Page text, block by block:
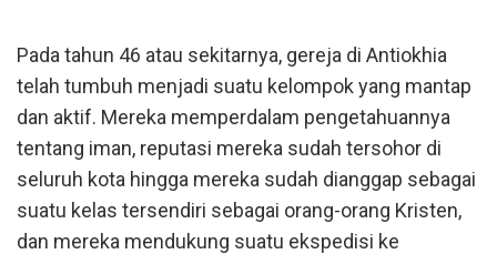
Pada tahun 46 atau sekitarnya, gereja di Antiokhia
telah tumbuh menjadi suatu kelompok yang mantap
dan aktif. Mereka memperdalam pengetahuannya
tentang iman, reputasi mereka sudah tersohor di
seluruh kota hingga mereka sudah dianggap sebagai
suatu kelas tersendiri sebagai orang-orang Kristen,
dan mereka mendukung suatu ekspedisi ke